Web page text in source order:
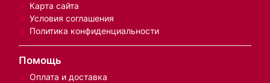
Карта сайта
Условия соглашения
Политика конфиденциальности
Помощь
Оплата и доставка